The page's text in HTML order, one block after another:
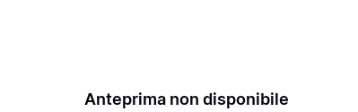
Anteprima non disponibile